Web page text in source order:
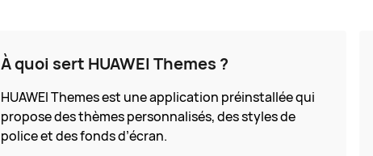
À quoi sert HUAWEI Themes ?
HUAWEI Themes est une application préinstallée qui
propose des thèmes personnalisés, des styles de
police et des fonds d’écran.